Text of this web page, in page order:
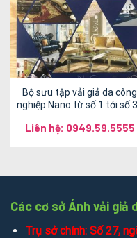
Bộ sưu tập vải giả da công
nghiệp Nano từ số 1 tới số
Liên hệ: 0949.59.5555
Các cơ sở Ánh vải giả
Trụ sở chính: Số 27,